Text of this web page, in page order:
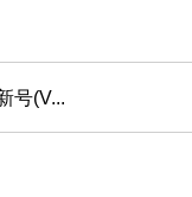
号(V...